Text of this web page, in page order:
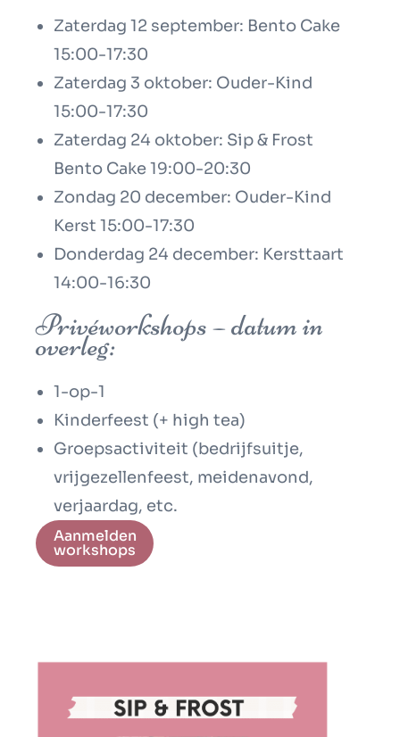
Zaterdag 12 september: Bento Cake
15:00-17:30
Zaterdag 3 oktober: Ouder-Kind
15:00-17:30
Zaterdag 24 oktober: Sip & Frost
Bento Cake 19:00-20:30
Zondag 20 december: Ouder-Kind
Kerst 15:00-17:30
Donderdag 24 december: Kersttaart
14:00-16:30
Privéworkshops – datum in
overleg:
1-op-1
Kinderfeest (+ high tea)
Groepsactiviteit (bedrijfsuitje,
vrijgezellenfeest, meidenavond,
verjaardag, etc.
Aanmelden
workshops